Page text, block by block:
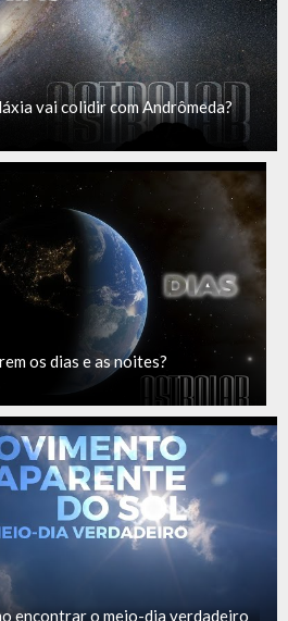
vai colidir com Andrômeda?
os dias e as noites?
encontrar o meio-dia verdadeiro